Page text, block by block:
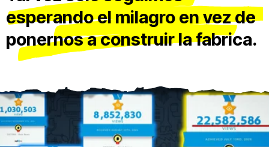
esperando el milagro en vez de
ponernos a construir la fabrica.